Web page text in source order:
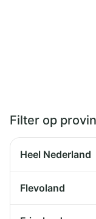
Filter op
Heel Nederland
Flevoland